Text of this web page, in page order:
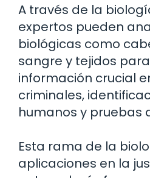
A través de la
expertos pueden
biológicas como
sangre y tejidos
información crucial
criminales,
humanos y pruebas
Esta rama de la
aplicaciones en la